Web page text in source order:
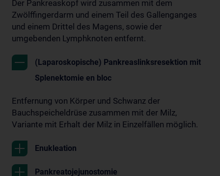
Der Pankreaskopf wird zusammen mit dem
Zwölffingerdarm und einem Teil des Gallenganges
und einem Drittel des Magens, sowie der
umgebenden Lymphknoten entfernt.
(Laparoskopische) Pankreaslinksresektion mit
Splenektomie en bloc
Entfernung von Körper und Schwanz der
Bauchspeicheldrüse zusammen mit der Milz,
Variante mit Erhalt der Milz in Einzelfällen möglich.
Enukleation
Pankreatojejunostomie